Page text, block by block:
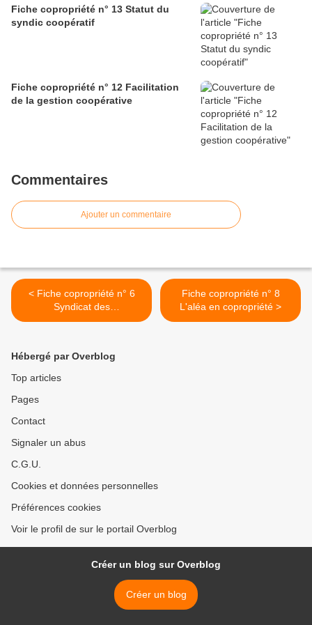
Fiche copropriété n° 13 Statut du
syndic coopératif
Fiche copropriété n° 12 Facilitation
de la gestion coopérative
Commentaires
Ajouter un commentaire
< Fiche copropriété n° 6
Syndicat des
copropriétaires inorganisé
Fiche copropriété n° 8
L'aléa en copropriété >
Hébergé par Overblog
Top articles
Pages
Contact
Signaler un abus
C.G.U.
Cookies et données personnelles
Préférences cookies
Voir le profil de sur le portail Overblog
Créer un blog sur Overblog
Créer un blog